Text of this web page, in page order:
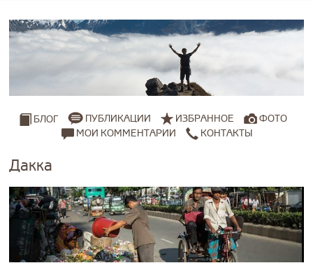
БЛОГ ПУБЛИКАЦИИ ИЗБРАННОЕ
ФОТО
МОИ КОММЕНТАРИИ
КОНТАКТЫ
Дакка